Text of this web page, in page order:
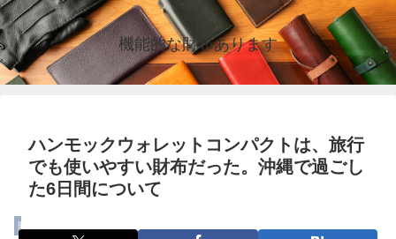
機能的な財布あります
ハンモックウォレットコンパクトは、旅行
でも使いやすい財布だった。沖縄で過ごし
た6日間について
財布